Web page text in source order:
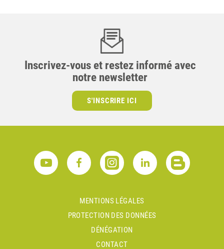
Inscrivez-vous et restez informé avec
notre newsletter
S'INSCRIRE ICI
MENTIONS LÉGALES
PROTECTION DES DONNÉES
DÉNÉGATION
CONTACT